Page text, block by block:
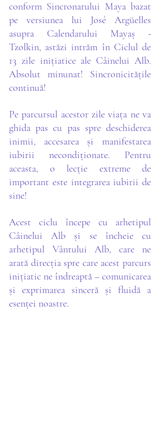
conform Sincronarului Maya bazat
pe versiunea lui José Argüelles
asupra Calendarului Mayaș -
Tzolkin, astăzi intrăm în Ciclul de
13 zile inițiatice ale Câinelui Alb.
Absolut minunat! Sincronicitățile
continuă!
Pe parcursul acestor zile viața ne va
ghida pas cu pas spre deschiderea
inimii, accesarea și manifestarea
iubirii necondiționate. Pentru
aceasta, o lecție extreme de
important este integrarea iubirii de
sine!
Acest ciclu începe cu arhetipul
Câinelui Alb și se încheie cu
arhetipul Vântului Alb, care ne
arată direcția spre care acest parcurs
inițiatic ne îndreaptă – comunicarea
și exprimarea sinceră și fluidă a
esenței noastre.